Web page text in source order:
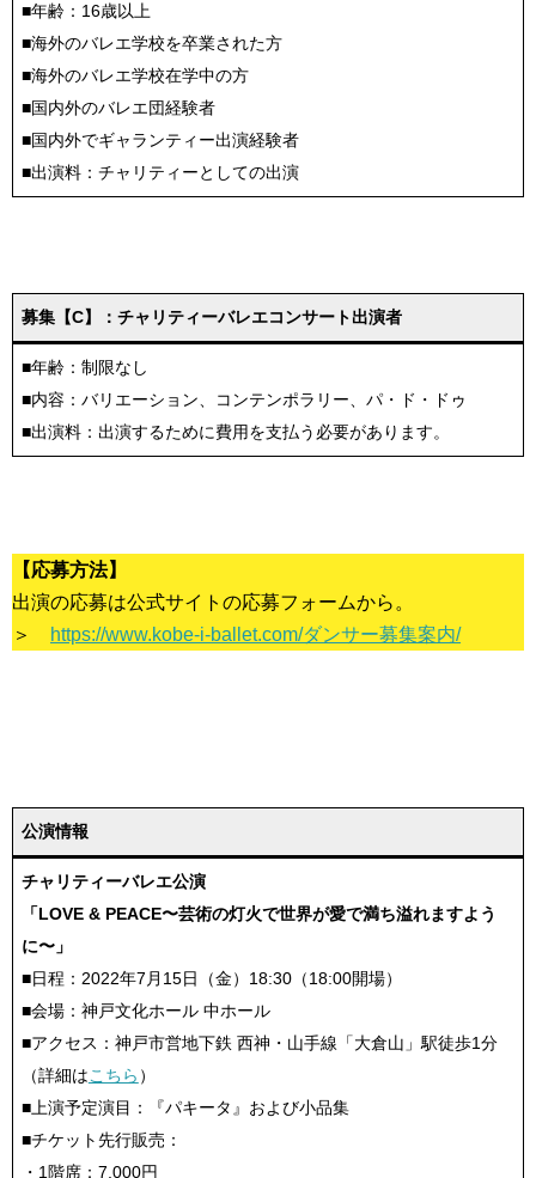
■年齢：16歳以上
■海外のバレエ学校を卒業された方
■海外のバレエ学校在学中の方
■国内外のバレエ団経験者
■国内外でギャランティー出演経験者
■出演料：チャリティーとしての出演
募集【C】：チャリティーバレエコンサート出演者
■年齢：制限なし
■内容：バリエーション、コンテンポラリー、パ・ド・ドゥ
■出演料：出演するために費用を支払う必要があります。
【応募方法】
出演の応募は公式サイトの応募フォームから。
＞
https://www.kobe-i-ballet.com/ダンサー募集案内/
公演情報
チャリティーバレエ公演
「LOVE & PEACE〜芸術の灯火で世界が愛で満ち溢れますよう
に〜」
■日程：2022年7月15日（金）18:30（18:00開場）
■会場：神戸文化ホール 中ホール
■アクセス：神戸市営地下鉄 西神・山手線「大倉山」駅徒歩1分
（詳細は こちら ）
■上演予定演目：『パキータ』および小品集
■チケット先行販売：
・1階席：7,000円